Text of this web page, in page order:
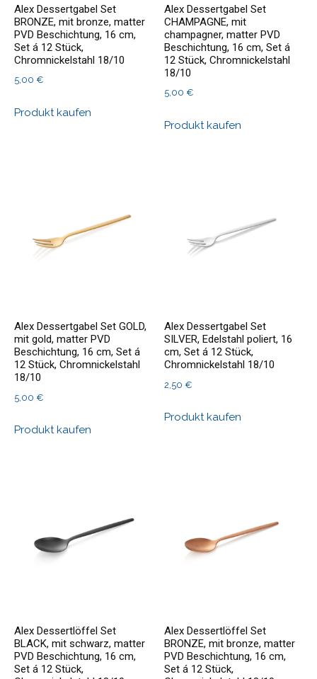
Alex Dessertgabel Set
BRONZE, mit bronze, matter
PVD Beschichtung, 16 cm,
Set á 12 Stück,
Chromnickelstahl 18/10
5,00 €
Produkt kaufen
Alex Dessertgabel Set
CHAMPAGNE, mit
champagner, matter PVD
Beschichtung, 16 cm, Set á
12 Stück, Chromnickelstahl
18/10
5,00€
Produkt kaufen
Alex Dessertgabel Set GOLD,
mit gold, matter PVD
Beschichtung, 16 cm, Set á
12 Stück, Chromnickelstahl
18/10
5,00 €
Produkt kaufen
Alex Dessertgabel Set
SILVER, Edelstahl poliert, 16
cm, Set á 12 Stück,
Chromnickelstahl 18/10
2,50€
Produkt kaufen
Alex Dessertlöffel Set
BLACK, mit schwarz, matter
PVD Beschichtung, 16 cm,
Set á 12 Stück,
Alex Dessertlöffel Set
BRONZE, mit bronze, matter
PVD Beschichtung, 16 cm,
Set á 12 Stück,